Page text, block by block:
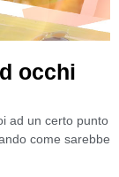
occhi
ad un certo punto
come sarebbe